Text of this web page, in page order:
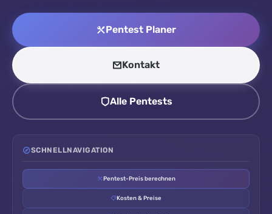
Pentest Planer
Kontakt
Alle Pentests
SCHNELLNAVIGATION
Pentest-Preis berechnen
Kosten & Preise